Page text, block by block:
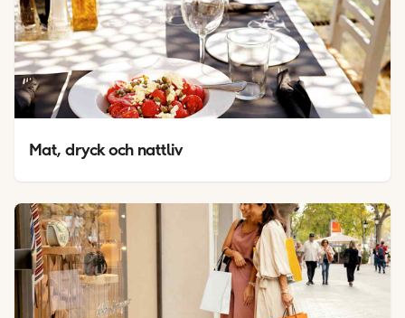
Mat, dryck och nattliv